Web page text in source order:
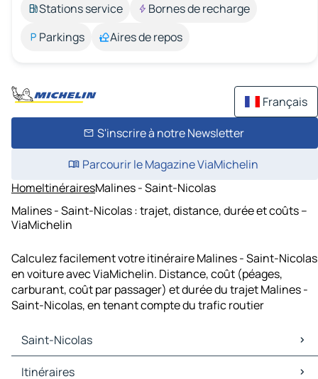
Stations service
Bornes de recharge
Parkings
Aires de repos
Français
S'inscrire à notre Newsletter
Parcourir le Magazine ViaMichelin
HomeItinérairesMalines - Saint-Nicolas
Malines - Saint-Nicolas : trajet, distance, durée et coûts –
ViaMichelin
Calculez facilement votre itinéraire Malines - Saint-Nicolas
en voiture avec ViaMichelin. Distance, coût (péages,
carburant, coût par passager) et durée du trajet Malines -
Saint-Nicolas, en tenant compte du trafic routier
Saint-Nicolas
Saint-Nicolas Cartes et plans
Itinéraires